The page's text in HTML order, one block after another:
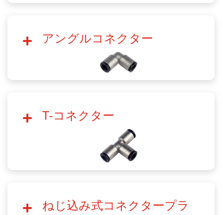
アングルコネクター
T-コネクター
ねじ込み式コネクタープラ